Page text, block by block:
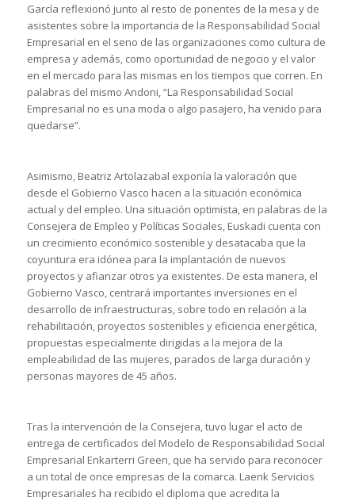
García reflexionó junto al resto de ponentes de la mesa y de
asistentes sobre la importancia de la Responsabilidad Social
Empresarial en el seno de las organizaciones como cultura de
empresa y además, como oportunidad de negocio y el valor
en el mercado para las mismas en los tiempos que corren. En
palabras del mismo Andoni, “La Responsabilidad Social
Empresarial no es una moda o algo pasajero, ha venido para
quedarse”.
Asimismo, Beatriz Artolazabal exponía la valoración que
desde el Gobierno Vasco hacen a la situación económica
actual y del empleo. Una situación optimista, en palabras de la
Consejera de Empleo y Políticas Sociales, Euskadi cuenta con
un crecimiento económico sostenible y desatacaba que la
coyuntura era idónea para la implantación de nuevos
proyectos y afianzar otros ya existentes. De esta manera, el
Gobierno Vasco, centrará importantes inversiones en el
desarrollo de infraestructuras, sobre todo en relación a la
rehabilitación, proyectos sostenibles y eficiencia energética,
propuestas especialmente dirigidas a la mejora de la
empleabilidad de las mujeres, parados de larga duración y
personas mayores de 45 años.
Tras la intervención de la Consejera, tuvo lugar el acto de
entrega de certificados del Modelo de Responsabilidad Social
Empresarial Enkarterri Green, que ha servido para reconocer
a un total de once empresas de la comarca. Laenk Servicios
Empresariales ha recibido el diploma que acredita la